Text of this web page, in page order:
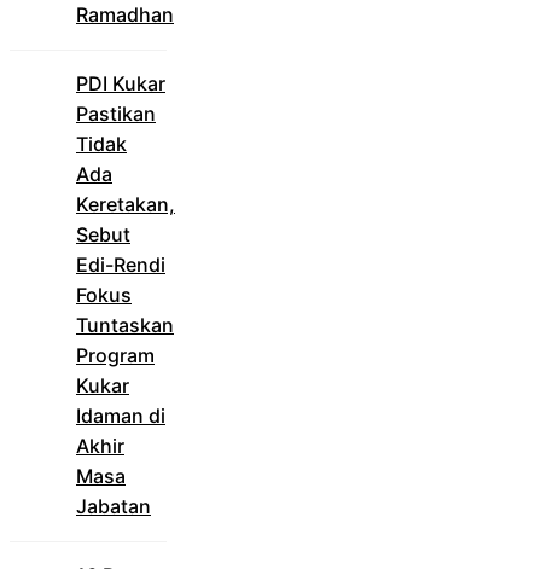
Ramadhan
PDI Kukar
Pastikan
Tidak
Ada
Keretakan,
Sebut
Edi-Rendi
Fokus
Tuntaskan
Program
Kukar
Idaman di
Akhir
Masa
Jabatan